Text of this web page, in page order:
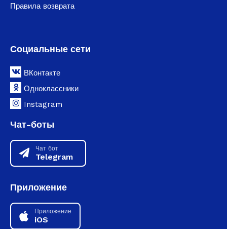
Правила возврата
Социальные сети
ВКонтакте
Одноклассники
Instagram
Чат-боты
Чат бот
Telegram
Приложение
Приложение
iOS